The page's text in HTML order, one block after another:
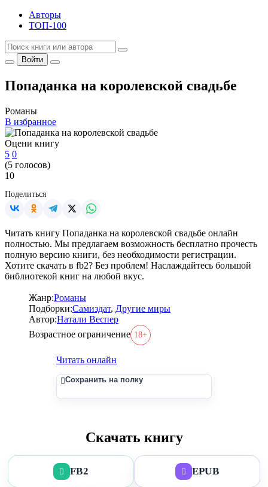
Авторы
ТОП-100
Войти
Попаданка на королевской свадьбе
Романы
В избранное
Оцени книгу
5 0
(5 голосов)
10
Поделиться
Читать книгу Попаданка на королевской свадьбе онлайн
полностью. Мы предлагаем возможность бесплатно прочесть
полную версию книги, без необходимости регистрации.
Хотите скачать в fb2? Без проблем! Наслаждайтесь большой
библиотекой книг на любой вкус.
Жанр:Романы
Подборки:Самиздат, Другие миры
Автор:Натали Веспер
Возрастное ограничение 18+
Читать онлайн
Сохранить на полку
Скачать книгу
FB2 EPUB